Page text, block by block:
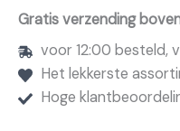
Gratis verzending
voor 12:00 besteld,
Het lekkerste
Hoge